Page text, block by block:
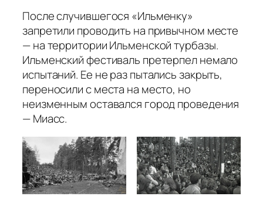
После случившегося «Ильменку»
запретили проводить на привычном месте
— на территории Ильменской турбазы.
Ильменский фестиваль претерпел немало
испытаний. Ее не раз пытались закрыть,
переносили с места на место, но
неизменным оставался город проведения
— Миасс.